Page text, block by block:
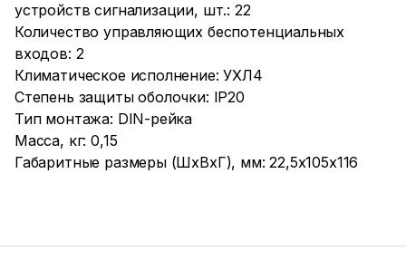
устройств сигнализации, шт.: 22
Количество управляющих беспотенциальных
входов: 2
Климатическое исполнение: УХЛ4
Степень защиты оболочки: IP20
Тип монтажа: DIN-рейка
Масса, кг: 0,15
Габаритные размеры (ШхВхГ), мм: 22,5х105х116